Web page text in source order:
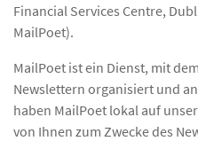
Financial Services Centre,
MailPoet).
MailPoet ist ein Dienst, mit
Newslettern organisiert und
haben MailPoet lokal auf
von Ihnen zum Zwecke des